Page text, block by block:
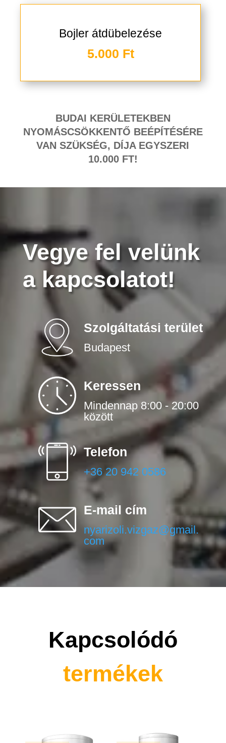
Bojler átdübelezése
5.000 Ft
BUDAI KERÜLETEKBEN
NYOMÁSCSÖKKENTŐ BEÉPÍTÉSÉRE
VAN SZÜKSÉG, DÍJA EGYSZERI
10.000 FT!
Vegye fel velünk
a kapcsolatot!
Szolgáltatási terület
Budapest
Keressen
Mindennap 8:00 - 20:00
között
Telefon
+36 20 942 0586
E-mail cím
nyarizoli.vizgaz@gmail.
com
Kapcsolódó
termékek